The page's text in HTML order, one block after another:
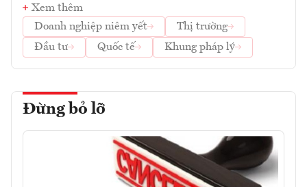
Xem thêm
Doanh nghiệp niêm yết
Thị trường
Đầu tư
Quốc tế Khung pháp lý
Đừng bỏ lỡ